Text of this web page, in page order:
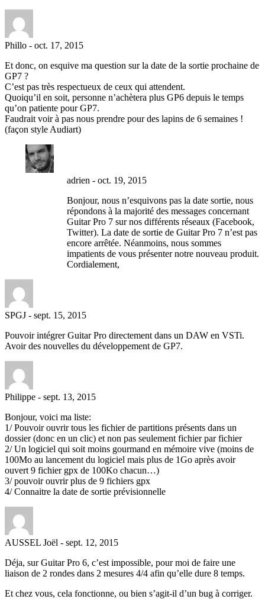
Phillo - oct. 17, 2015
Et donc, on esquive ma question sur la date de la sortie prochaine de
GP7 ?
C’est pas très respectueux de ceux qui attendent.
Quoiqu’il en soit, personne n’achètera plus GP6 depuis le temps
qu’on patiente pour GP7.
Faudrait voir à pas nous prendre pour des lapins de 6 semaines !
(façon style Audiart)
adrien - oct. 19, 2015
Bonjour, nous n’esquivons pas la date sortie, nous
répondons à la majorité des messages concernant
Guitar Pro 7 sur nos différents réseaux (Facebook,
Twitter). La date de sortie de Guitar Pro 7 n’est pas
encore arrêtée. Néanmoins, nous sommes
impatients de vous présenter notre nouveau produit.
Cordialement,
SPGJ - sept. 15, 2015
Pouvoir intégrer Guitar Pro directement dans un DAW en VSTi.
Avoir des nouvelles du développement de GP7.
Philippe - sept. 13, 2015
Bonjour, voici ma liste:
1/ Pouvoir ouvrir tous les fichier de partitions présents dans un
dossier (donc en un clic) et non pas seulement fichier par fichier
2/ Un logiciel qui soit moins gourmand en mémoire vive (moins de
100Mo au lancement du logiciel mais plus de 1Go après avoir
ouvert 9 fichier gpx de 100Ko chacun…)
3/ pouvoir ouvrir plus de 9 fichiers gpx
4/ Connaitre la date de sortie prévisionnelle
AUSSEL Joël - sept. 12, 2015
Déja, sur Guitar Pro 6, c’est impossible, pour moi de faire une
liaison de 2 rondes dans 2 mesures 4/4 afin qu’elle dure 8 temps.
Et chez vous, cela fonctionne, ou bien s’agit-il d’un bug à corriger.